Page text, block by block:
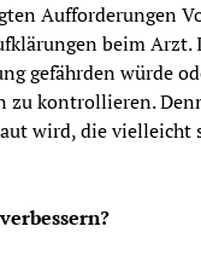
Aufforderungen
beim
gefährden würde
zu kontrollieren.
wird, die vielleicht